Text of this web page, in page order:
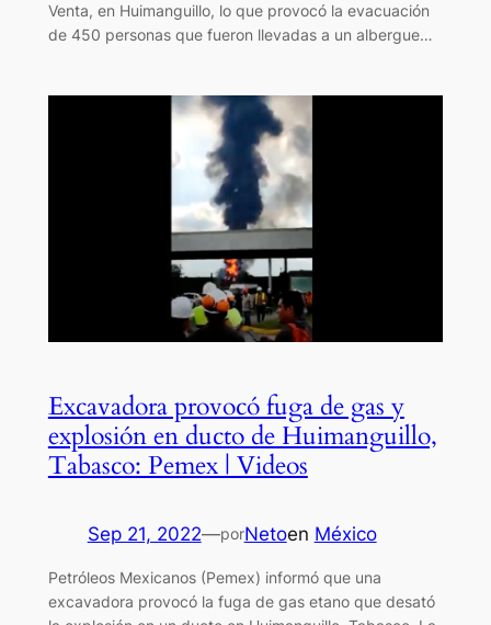
Venta, en Huimanguillo, lo que provocó la evacuación
de 450 personas que fueron llevadas a un albergue…
Excavadora provocó fuga de gas y
explosión en ducto de Huimanguillo,
Tabasco: Pemex | Videos
Sep 21, 2022—porNetoen México
Petróleos Mexicanos (Pemex) informó que una
excavadora provocó la fuga de gas etano que desató